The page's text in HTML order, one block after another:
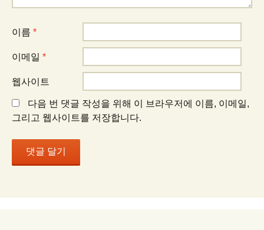
이름 *
이메일 *
웹사이트
다음 번 댓글 작성을 위해 이 브라우저에 이름, 이메일,
그리고 웹사이트를 저장합니다.